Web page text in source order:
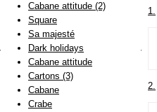
1.
2.
Cabane attitude (2)
Square
Sa majesté
Dark holidays
Cabane attitude
Cartons (3)
Cabane
Crabe